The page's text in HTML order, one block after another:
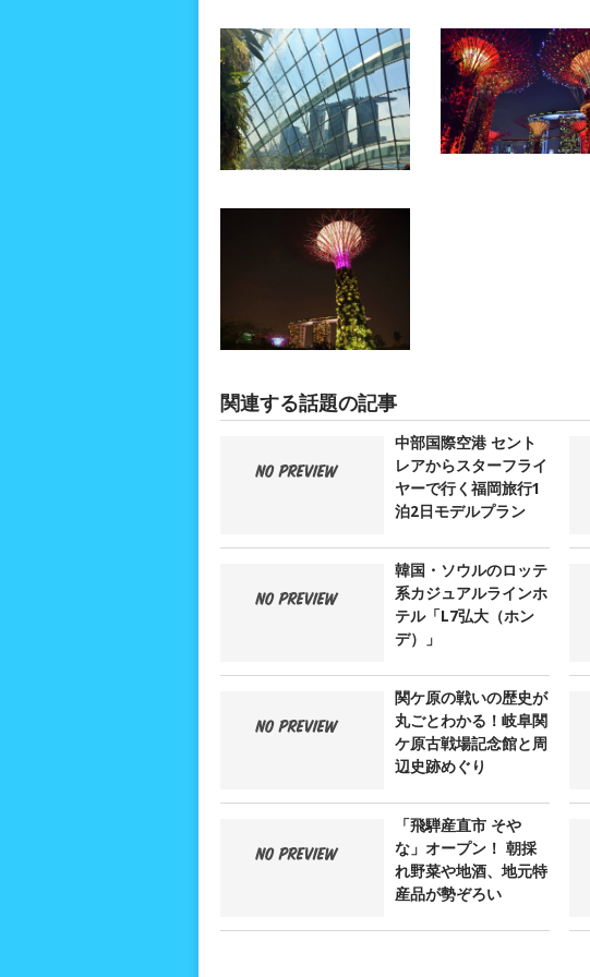
関連する話題の記事
中部国際空港 セント
レアからスターフライ
ヤーで行く福岡旅行1
泊2日モデルプラン
韓国・ソウルのロッテ
系カジュアルラインホ
テル「L7弘大（ホン
デ）」
関ケ原の戦いの歴史が
丸ごとわかる！岐阜関
ケ原古戦場記念館と周
辺史跡めぐり
「飛騨産直市 そや
な」オープン！ 朝採
れ野菜や地酒、地元特
産品が勢ぞろい